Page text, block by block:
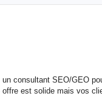
consultant SEO/GEO
est solide mais vos